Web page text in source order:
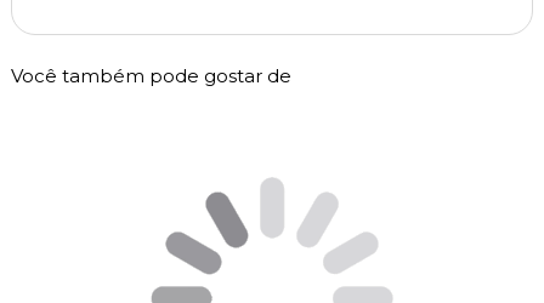
Você também pode gostar de